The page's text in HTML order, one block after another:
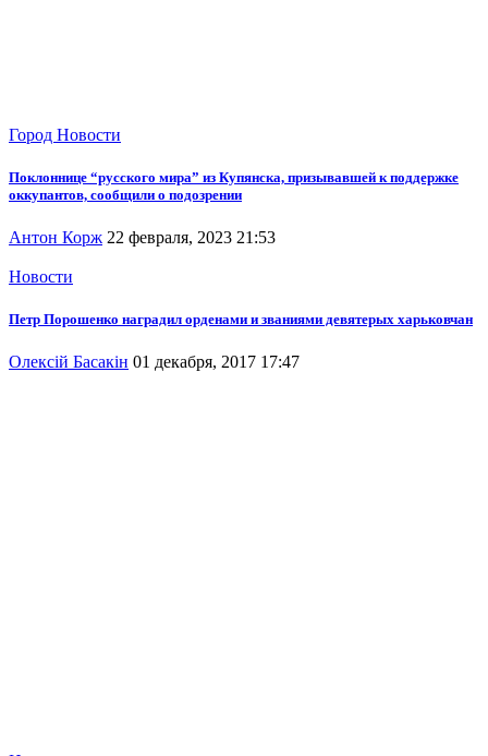
Город Новости
Поклоннице “русского мира” из Купянска, призывавшей к поддержке
оккупантов, сообщили о подозрении
Антон Корж 22 февраля, 2023 21:53
Новости
Петр Порошенко наградил орденами и званиями девятерых харьковчан
Олексій Басакін 01 декабря, 2017 17:47